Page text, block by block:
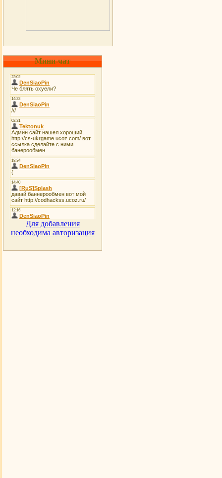
Мини-чат
Для добавления
необходима авторизация